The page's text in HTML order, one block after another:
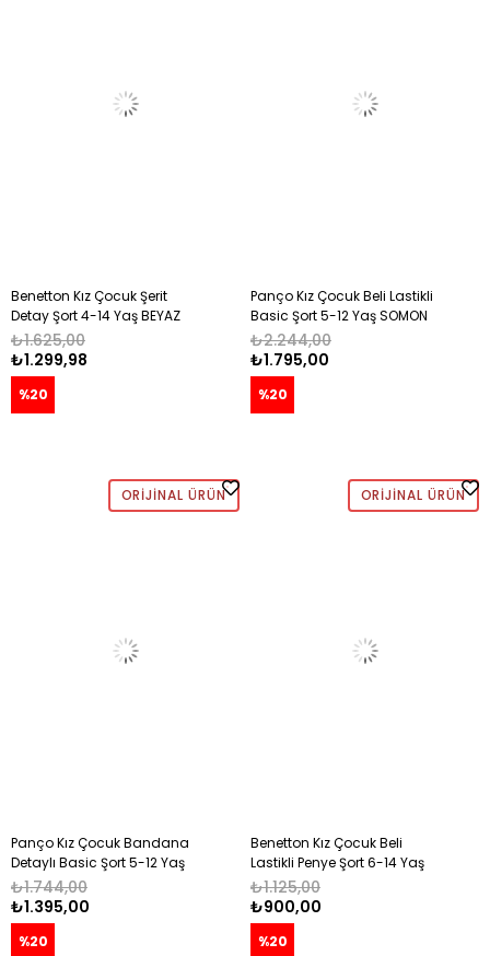
Benetton Kız Çocuk Şerit
Detay Şort 4-14 Yaş BEYAZ
₺1.299,98
₺1.625,00
%20
Panço Kız Çocuk Beli Lastikli
Basic Şort 5-12 Yaş SOMON
₺1.795,00
₺2.244,00
%20
ORIJINAL ÜRÜN
Panço Kız Çocuk Bandana
Detaylı Basic Şort 5-12 Yaş
PEMBE
₺1.395,00
₺1.744,00
%20
ORIJINAL ÜRÜN
Benetton Kız Çocuk Beli
Lastikli Penye Şort 6-14 Yaş
MERCAN
₺900,00
₺1.125,00
%20